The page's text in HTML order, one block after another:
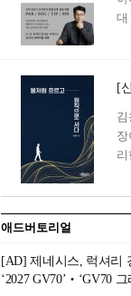
대
은
다
0
정
김
장
통
주
담
애드버토리얼
[AD] 제네시스, 럭셔리
‘2027 GV70’‧‘GV70